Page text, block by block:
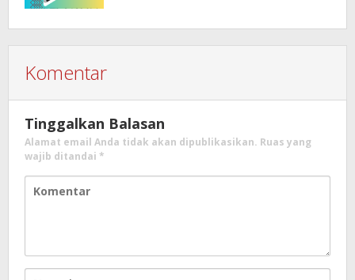
Komentar
Tinggalkan Balasan
Alamat email Anda tidak akan dipublikasikan. Ruas yang
wajib ditandai *